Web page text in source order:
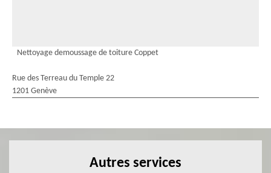
Nettoyage demoussage de toiture Coppet
Rue des Terreau du Temple 22
1201 Genève
Autres services